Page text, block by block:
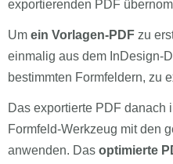
exportierenden PDF
Um ein Vorlagen-PDF zu
einmalig aus dem InDesign-
bestimmten Formfeldern, zu
Das exportierte PDF danach
Formfeld-Werkzeug mit den
anwenden. Das optimierte